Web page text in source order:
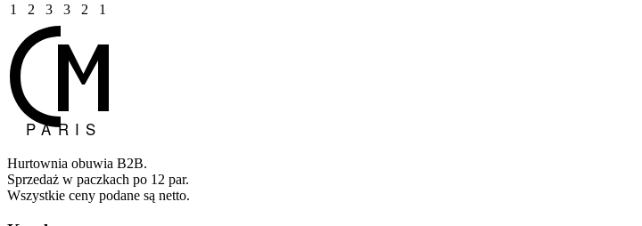
1
2 3 3 2 1
Hurtownia obuwia B2B.
Sprzedaż w paczkach po 12 par.
Wszystkie ceny podane są netto.